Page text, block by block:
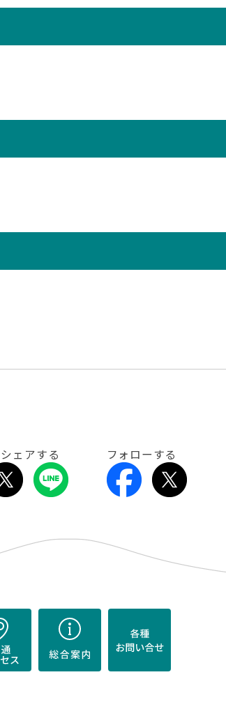
ェアする フォローする